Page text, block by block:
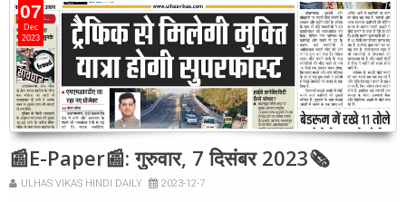
07
Dec
2023
📰E-Paper📰: गुरुवार, 7 दिसंबर 2023🗞
ULHAS VIKAS HINDI DAILY 2023-12-7